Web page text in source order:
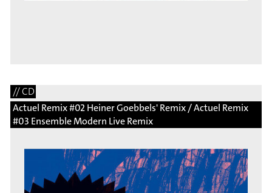
// CD
Actuel Remix #02 Heiner Goebbels' Remix / Actuel Remix
#03 Ensemble Modern Live Remix